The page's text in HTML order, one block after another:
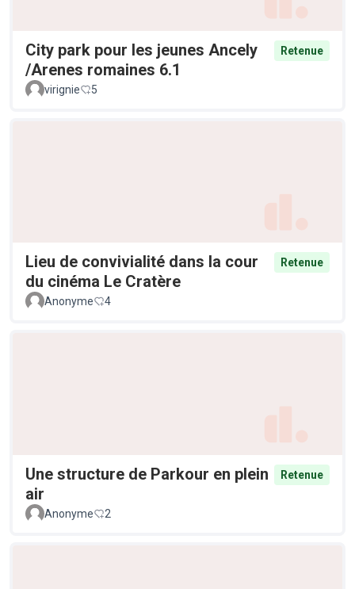
City park pour les jeunes Ancely
/Arenes romaines 6.1
Retenue
virignie 5
Lieu de convivialité dans la cour
du cinéma Le Cratère
Retenue
Anonyme 4
Une structure de Parkour en plein
air
Retenue
Anonyme 2